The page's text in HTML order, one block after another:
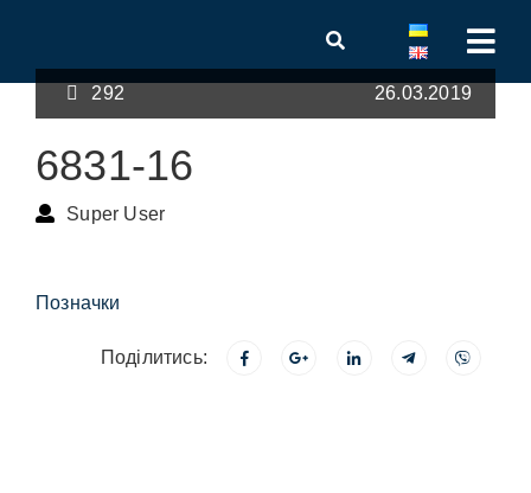
292 26.03.2019
6831-16
Super User
Позначки
Поділитись: